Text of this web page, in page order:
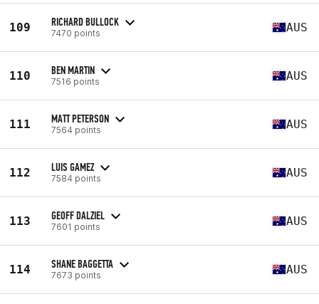
109 RICHARD BULLOCK
7470 points AUS
110 BEN MARTIN
7516 points AUS
111 MATT PETERSON
7564 points AUS
112 LUIS GAMEZ
7584 points AUS
113 GEOFF DALZIEL
7601 points AUS
114 SHANE BAGGETTA
7673 points AUS